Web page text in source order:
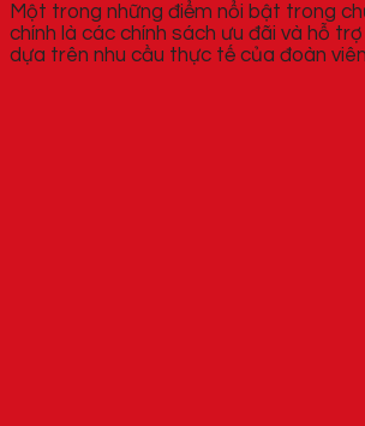
Một trong những điểm nổi bật trong
chính là các chính sách ưu đãi và hỗ
dựa trên nhu cầu thực tế của đoàn